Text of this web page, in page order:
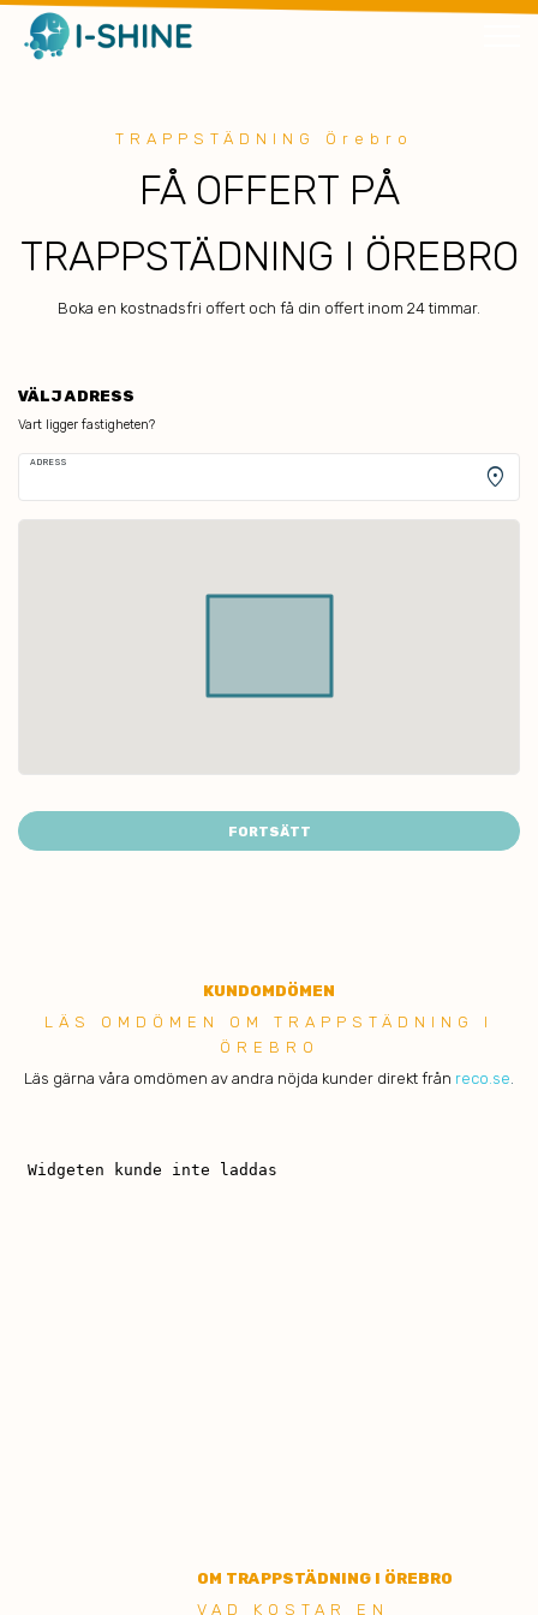
TRAPPSTÄDNING Örebro
FÅ OFFERT PÅ
TRAPPSTÄDNING I ÖREBRO
Boka en kostnadsfri offert och få din offert inom 24 timmar.
VÄLJ ADRESS
Vart ligger fastigheten?
ADRESS
location_on
FORTSÄTT
KUNDOMDÖMEN
LÄS OMDÖMEN OM TRAPPSTÄDNING I
ÖREBRO
Läs gärna våra omdömen av andra nöjda kunder direkt från reco.se
OM TRAPPSTÄDNING I ÖREBRO
VAD KOSTAR EN